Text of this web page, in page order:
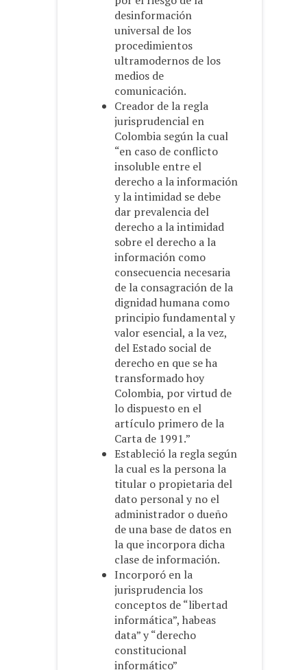
desinformación
universal de los
procedimientos
ultramodernos de los
medios de
comunicación.
Creador de la regla
jurisprudencial en
Colombia según la cual
“en caso de conflicto
insoluble entre el
derecho a la información
y la intimidad se debe
dar prevalencia del
derecho a la intimidad
sobre el derecho a la
información como
consecuencia necesaria
de la consagración de la
dignidad humana como
principio fundamental y
valor esencial, a la vez,
del Estado social de
derecho en que se ha
transformado hoy
Colombia, por virtud de
lo dispuesto en el
artículo primero de la
Carta de 1991.”
Estableció la regla según
la cual es la persona la
titular o propietaria del
dato personal y no el
administrador o dueño
de una base de datos en
la que incorpora dicha
clase de información.
Incorporó en la
jurisprudencia los
conceptos de “libertad
informática”, habeas
data” y “derecho
constitucional
informático”